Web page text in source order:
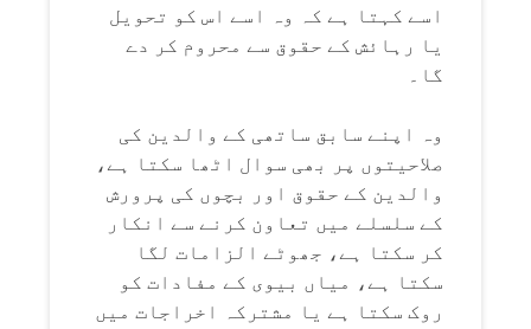
اسے کہتا ہے کہ وہ اسے اس کو تحویل
یا رہائش کے حقوق سے محروم کر دے
گا۔
وہ اپنے سابق ساتھی کے والدین کی
صلاحیتوں پر بھی سوال اٹھا سکتا ہے،
والدین کے حقوق اور بچوں کی پرورش
کے سلسلے میں تعاون کرنے سے انکار
کر سکتا ہے، جھوٹے الزامات لگا
سکتا ہے، میاں بیوی کے مفادات کو
روک سکتا ہے یا مشترکہ اخراجات میں